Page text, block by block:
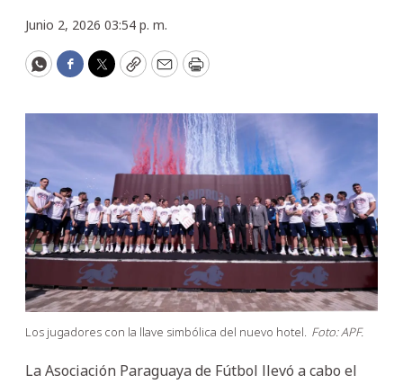
Junio 2, 2026 03:54 p. m.
WhatsApp
Facebook
Twitter
CopyEmailPrint
Los jugadores con la llave simbólica del nuevo hotel. Foto: APF.
La Asociación Paraguaya de Fútbol llevó a cabo el